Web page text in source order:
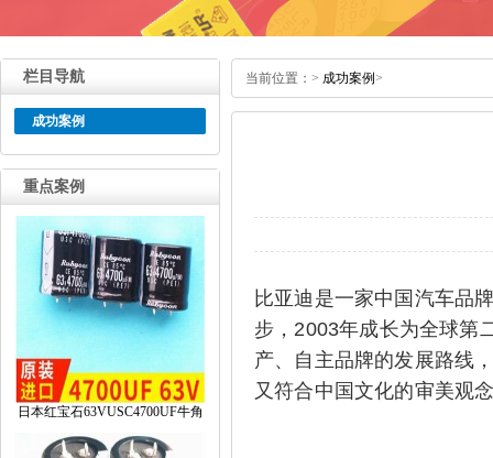
栏目导航
成功案例
重点案例
日本红宝石63VUSC4700UF牛角
当前位置： > 成功案例>
比亚迪是一家中国汽车品
步，2003年成长为全球第
产、自主品牌的发展路线
又符合中国文化的审美观